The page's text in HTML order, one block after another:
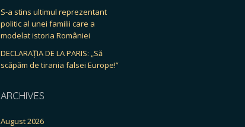
S-a stins ultimul reprezentant
politic al unei familii care a
modelat istoria României
DECLARAȚIA DE LA PARIS: „Să
scăpăm de tirania falsei Europe!”
ARCHIVES
August 2026